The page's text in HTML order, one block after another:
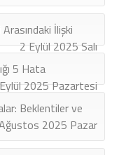
İlişki
2 Eylül 2025 Salı
5 Hata
2025 Pazartesi
Beklentiler ve
2025 Pazar